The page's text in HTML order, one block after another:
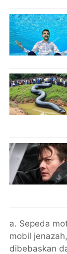
a. Sepeda
mobil
dibebaskan